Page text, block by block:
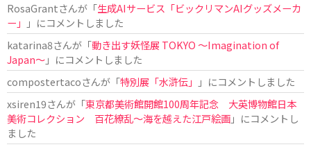
RosaGrantさんが「生成AIサービス「ビックリマンAIグッズメーカ
ー」
」にコメントしました
katarina8さんが「動き出す妖怪展 TOKYO 〜Imagination of
Japan〜」にコメントしました
compostertacoさんが「特別展「水滸伝」
」にコメントしました
xsiren19さんが「東京都美術館開館100周年記念 大英博物館日本
美術コレクション 百花繚乱～海を越えた江戸絵画」にコメントし
ました